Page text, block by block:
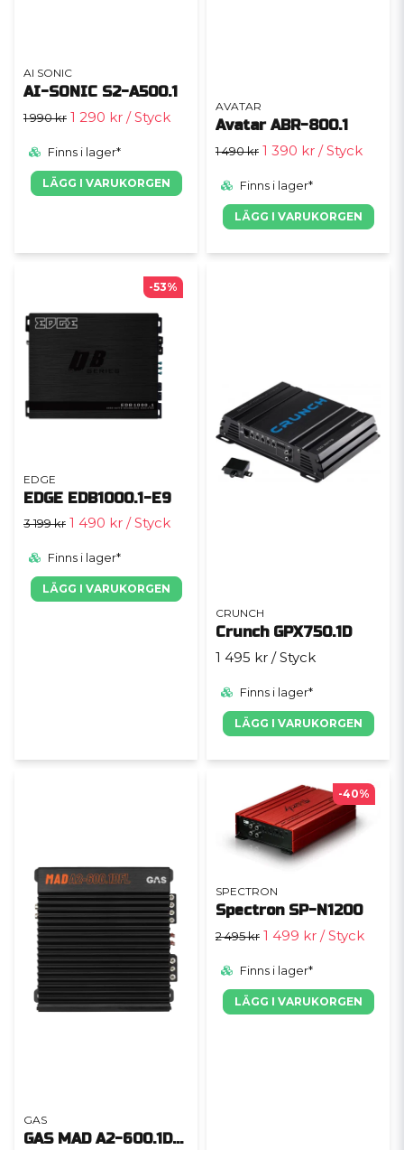
AI SONIC
AI-SONIC S2-A500.1
1 990 kr 1 290 kr / Styck
Finns i lager*
LÄGG I VARUKORGEN
AVATAR
Avatar ABR-800.1
1 490 kr 1 390 kr / Styck
Finns i lager*
LÄGG I VARUKORGEN
EDGE
EDGE EDB1000.1-E9
3 199 kr 1 490 kr / Styck
Finns i lager*
LÄGG I VARUKORGEN
-53%
CRUNCH
Crunch GPX750.1D
1 495 kr / Styck
Finns i lager*
LÄGG I VARUKORGEN
GAS
GAS MAD A2-600.1DFL
SPECTRON
Spectron SP-N1200
2 495 kr 1 499 kr / Styck
Finns i lager*
LÄGG I VARUKORGEN
-40%